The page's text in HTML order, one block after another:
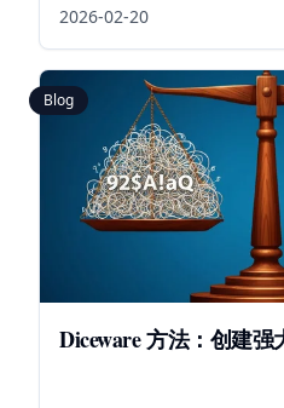
2026-02-20
Blog
Diceware 方法：创建